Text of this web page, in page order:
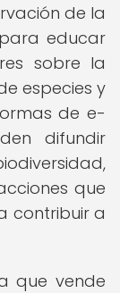
de la
educar
sobre la
especies y
de e-
difundir
que
contribuir a
que vende